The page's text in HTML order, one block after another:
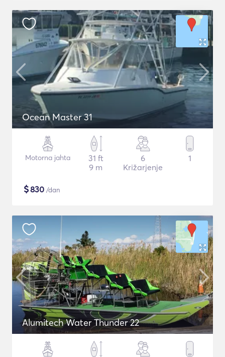
Ocean Master 31
Motorna jahta
31 ft
9 m
6
Križarjenje
1
$830 /dan
Alumitech Water Thunder 22